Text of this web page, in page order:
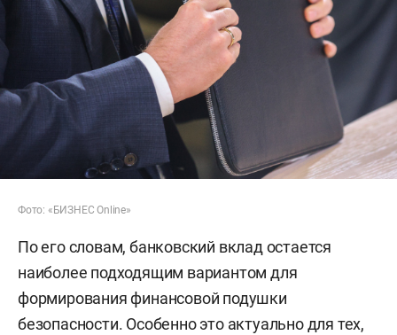
Фото: «БИЗНЕС Online»
По его словам, банковский вклад остается
наиболее подходящим вариантом для
формирования финансовой подушки
безопасности. Особенно это актуально для тех,